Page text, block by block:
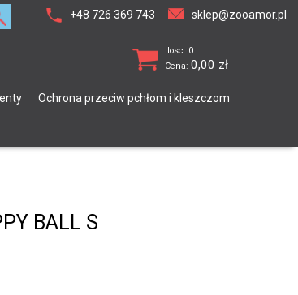
+48 726 369 743 sklep@zooamor.pl
Ilosc: 0
Cena: 0,00 zł
Ochrona przeciw pchłom i kleszczom
BALL S